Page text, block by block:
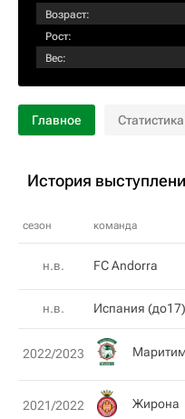
Возраст:
Рост:
Вес:
Главное Статистика
История
сезон команда
н.в. FC Andorra
н.в. Испания (до17)
2022/2023
2021/2022 Жирона